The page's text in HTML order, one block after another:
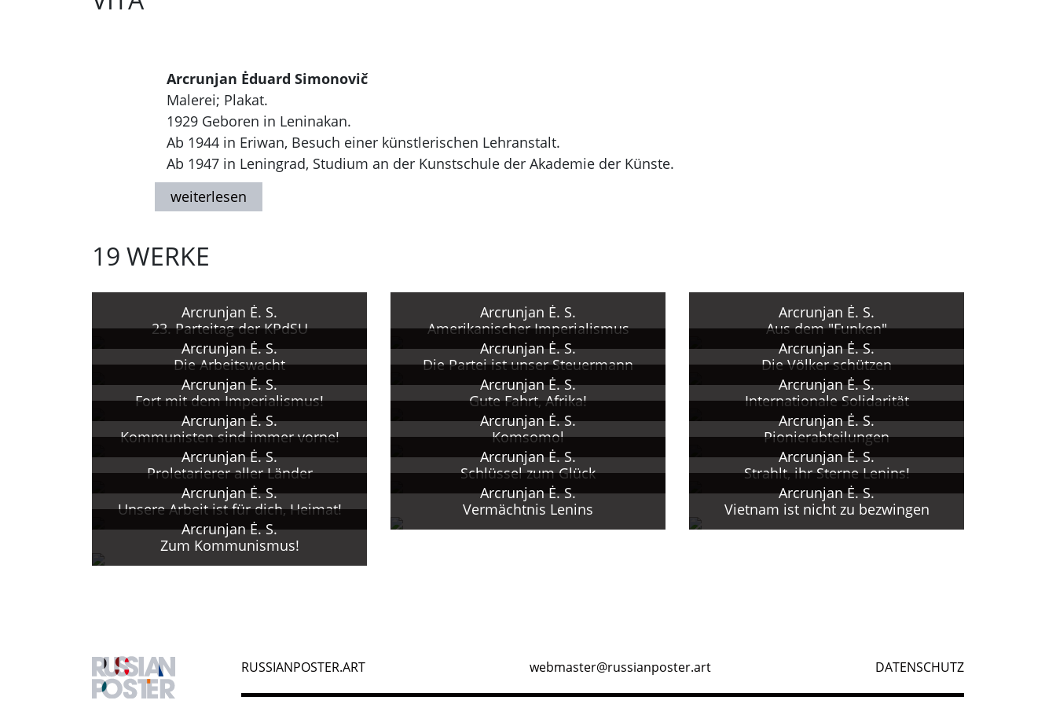
Arcrunjan Ėduard Simonovič
Malerei; Plakat.
1929 Geboren in Leninakan.
Ab 1944 in Eriwan, Besuch einer künstlerischen Lehranstalt.
Ab 1947 in Leningrad, Studium an der Kunstschule der Akademie der Künste.
1951 - 1957 Studium am I. E. Repin-Institut für Malerei, Bildhauerei und Architektur.
Nach Beendigung des Studiums Arbeit im Bereich Malerei und Grafik.
führenden Künstler des Verlags "Plakat". Ausgezeichnet mit Urkunden des ZK des
VLKSM und des Verteidigungsministeriums der UdSSR sowie mit Medaillen des VDNCh
(1977, 1978).
Seit 1976 lebt und arbeitet A. in Eriwan, Fortführung der Zusammenarbeit mit dem
Verlag "Plakat".
1984 Verdienter Künstler der Armenischen SSR.
19 WERKE
Arcrunjan Ė. S.
23. Parteitag der KPdSU
Arcrunjan Ė. S.
Amerikanischer Imperialismus
Arcrunjan Ė. S.
Aus dem "Funken"
Arcrunjan Ė. S.
Die Arbeitswacht
Arcrunjan Ė. S.
Die Partei ist unser Steuermann
Arcrunjan Ė. S.
Die Völker schützen
Arcrunjan Ė. S.
Fort mit dem Imperialismus!
Arcrunjan Ė. S.
Gute Fahrt, Afrika!
Arcrunjan Ė. S.
Internationale Solidarität
Arcrunjan Ė. S.
Kommunisten sind immer vorne!
Arcrunjan Ė. S.
Komsomol
Arcrunjan Ė. S.
Pionierabteilungen
Arcrunjan Ė. S.
Proletarierer aller Länder
Arcrunjan Ė. S.
Schlüssel zum Glück
Arcrunjan Ė. S.
Strahlt, ihr Sterne Lenins!
Arcrunjan Ė. S.
Unsere Arbeit ist für dich, Heimat!
Arcrunjan Ė. S.
Vermächtnis Lenins
Arcrunjan Ė. S.
Vietnam ist nicht zu bezwingen
Arcrunjan Ė. S.
Zum Kommunismus!
RUSSIANPOSTER.ART webmaster@russianposter.art DATENSCHUTZ